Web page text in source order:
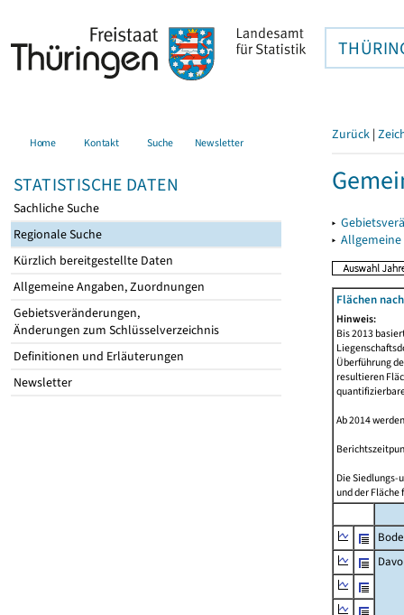
Home Kontakt Suche Newsletter
STATISTISCHE DATEN
Sachliche Suche
Regionale Suche
Kürzlich bereitgestellte Daten
Allgemeine Angaben, Zuordnungen
Gebietsveränderungen,
Änderungen zum Schlüsselverzeichnis
Definitionen und Erläuterungen
Newsletter
Zurück |
▸
▸
Flächen
Hinweis:
Bis 2013
Überführung
resultieren
Ab 2014
Die Siedlungs-
und der Fläche